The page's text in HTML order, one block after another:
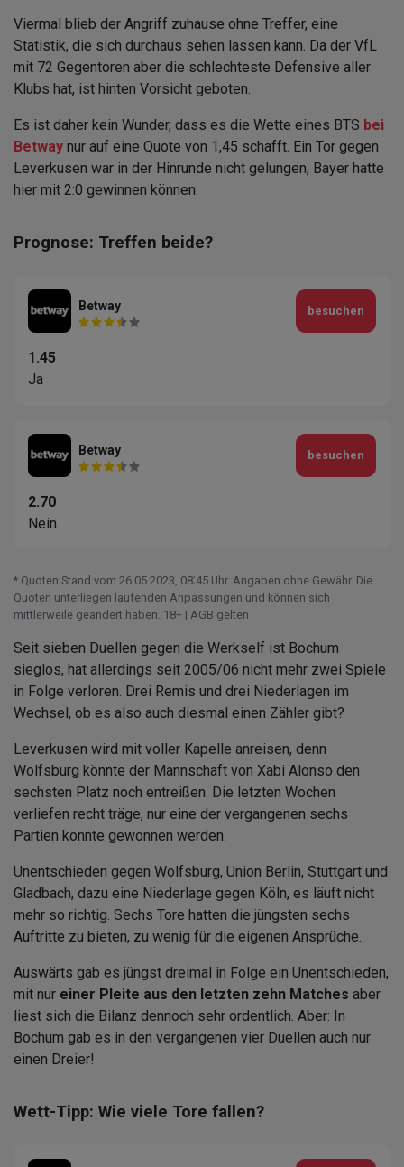
Viermal blieb der Angriff zuhause ohne Treffer, eine
Statistik, die sich durchaus sehen lassen kann. Da der VfL
mit 72 Gegentoren aber die schlechteste Defensive aller
Klubs hat, ist hinten Vorsicht geboten.
Es ist daher kein Wunder, dass es die Wette eines BTS bei
Betway nur auf eine Quote von 1,45 schafft. Ein Tor gegen
Leverkusen war in der Hinrunde nicht gelungen, Bayer hatte
hier mit 2:0 gewinnen können.
Prognose: Treffen beide?
Betway
1.45
Ja
besuchen
Betway
2.70
Nein
besuchen
* Quoten Stand vom 26.05.2023‚ 08⁚45 Uhr. Angaben ohne Gewähr. Die
Quoten unterliegen laufenden Anpassungen und können sich
mittlerweile geändert haben. 18+ | AGB gelten
Seit sieben Duellen gegen die Werkself ist Bochum
sieglos, hat allerdings seit 2005/06 nicht mehr zwei Spiele
in Folge verloren. Drei Remis und drei Niederlagen im
Wechsel, ob es also auch diesmal einen Zähler gibt?
Leverkusen wird mit voller Kapelle anreisen, denn
Wolfsburg könnte der Mannschaft von Xabi Alonso den
sechsten Platz noch entreißen. Die letzten Wochen
verliefen recht träge, nur eine der vergangenen sechs
Partien konnte gewonnen werden.
Unentschieden gegen Wolfsburg, Union Berlin, Stuttgart und
Gladbach, dazu eine Niederlage gegen Köln, es läuft nicht
mehr so richtig. Sechs Tore hatten die jüngsten sechs
Auftritte zu bieten, zu wenig für die eigenen Ansprüche.
Auswärts gab es jüngst dreimal in Folge ein Unentschieden,
mit nur einer Pleite aus den letzten zehn Matches aber
liest sich die Bilanz dennoch sehr ordentlich. Aber: In
Bochum gab es in den vergangenen vier Duellen auch nur
einen Dreier!
Wett-Tipp: Wie viele Tore fallen?